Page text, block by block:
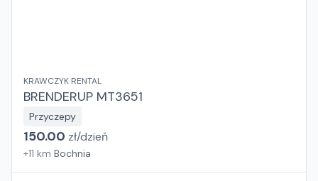
KRAWCZYK RENTAL
BRENDERUP MT3651
Przyczepy
150.00 zł/dzień
+11 km Bochnia